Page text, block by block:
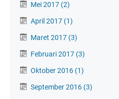
Mei 2017 (2)
April 2017 (1)
Maret 2017 (3)
Februari 2017 (3)
Oktober 2016 (1)
September 2016 (3)